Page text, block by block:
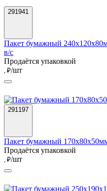
291941
Пакет бумажный
в/с
Продаётся упаковкой
, ₽/шт
291197
Пакет бумажный
Продаётся упаковкой
, ₽/шт